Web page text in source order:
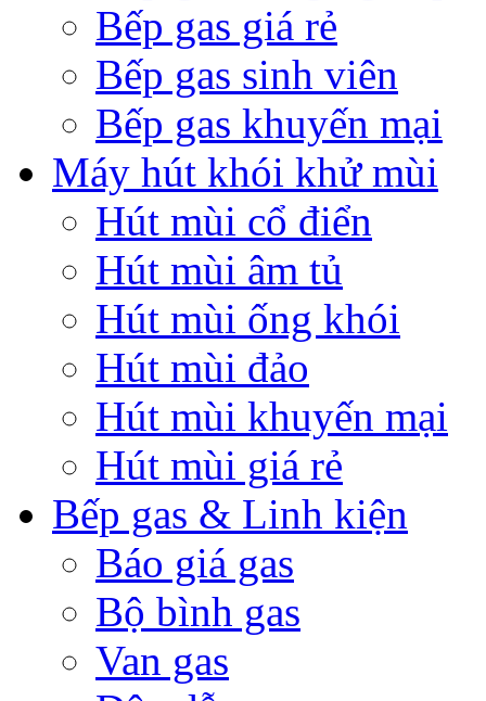
Bếp gas giá rẻ
Bếp gas sinh viên
Bếp gas khuyến mại
Máy hút khói khử mùi
Hút mùi cổ điển
Hút mùi âm tủ
Hút mùi ống khói
Hút mùi đảo
Hút mùi khuyến mại
Hút mùi giá rẻ
Bếp gas & Linh kiện
Báo giá gas
Bộ bình gas
Van gas